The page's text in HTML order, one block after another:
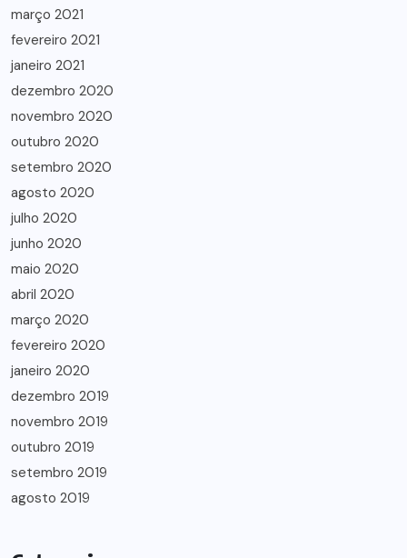
março 2021
fevereiro 2021
janeiro 2021
dezembro 2020
novembro 2020
outubro 2020
setembro 2020
agosto 2020
julho 2020
junho 2020
maio 2020
abril 2020
março 2020
fevereiro 2020
janeiro 2020
dezembro 2019
novembro 2019
outubro 2019
setembro 2019
agosto 2019